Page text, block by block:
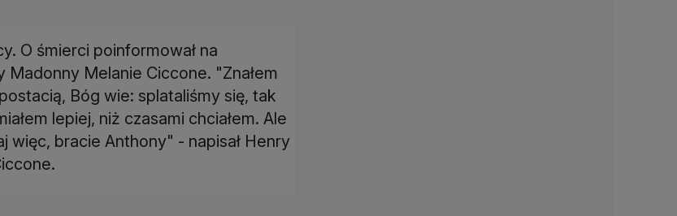
O śmierci poinformował na
Melanie Ciccone. "Znałem
Bóg wie: splataliśmy się, tak
lepiej, niż czasami chciałem. Ale
więc, bracie Anthony" - napisał Henry